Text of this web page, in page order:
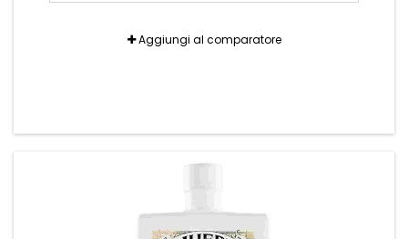
Aggiungi al comparatore